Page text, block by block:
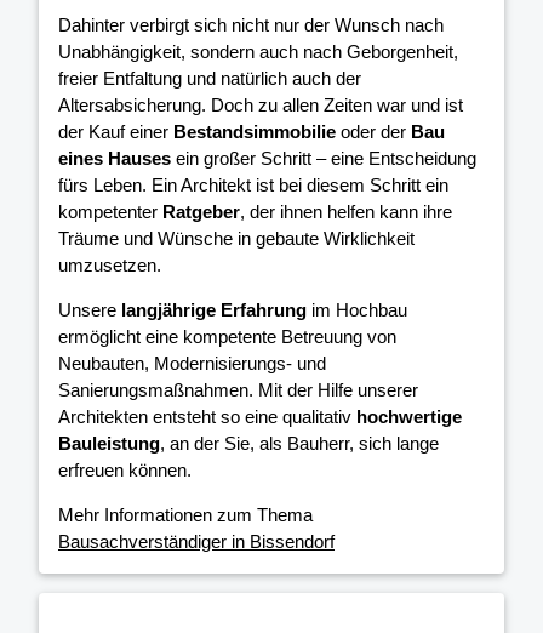
Dahinter verbirgt sich nicht nur der Wunsch nach
Unabhängigkeit, sondern auch nach Geborgenheit,
freier Entfaltung und natürlich auch der
Altersabsicherung. Doch zu allen Zeiten war und ist
der Kauf einer Bestandsimmobilie oder der Bau
eines Hauses ein großer Schritt – eine Entscheidung
fürs Leben. Ein Architekt ist bei diesem Schritt ein
kompetenter Ratgeber, der ihnen helfen kann ihre
Träume und Wünsche in gebaute Wirklichkeit
umzusetzen.
Unsere langjährige Erfahrung im Hochbau
ermöglicht eine kompetente Betreuung von
Neubauten, Modernisierungs- und
Sanierungsmaßnahmen. Mit der Hilfe unserer
Architekten entsteht so eine qualitativ hochwertige
Bauleistung, an der Sie, als Bauherr, sich lange
erfreuen können.
Mehr Informationen zum Thema
Bausachverständiger in Bissendorf